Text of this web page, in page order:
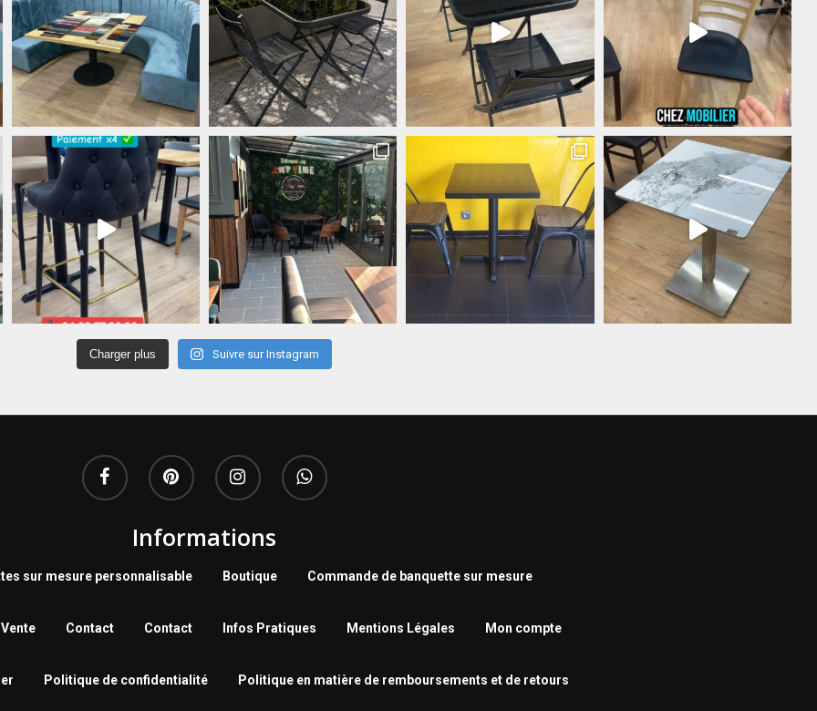
Charger plus Suivre sur Instagram
Informations
sur mesure personnalisable Boutique Commande de banquette sur mesure
Contact Contact Infos Pratiques Mentions Légales Mon compte
Politique de confidentialité Politique en matière de remboursements et de retours